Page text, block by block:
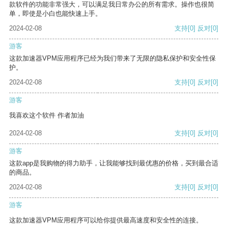
款软件的功能非常强大，可以满足我日常办公的所有需求。操作也很简
单，即使是小白也能快速上手。
2024-02-08
支持[0] 反对[0]
游客
这款加速器VPM应用程序已经为我们带来了无限的隐私保护和安全性保
护。
2024-02-08
支持[0] 反对[0]
游客
我喜欢这个软件 作者加油
2024-02-08 支持[0] 反对[0]
游客
这款app是我购物的得力助手，让我能够找到最优惠的价格，买到最合适
的商品。
2024-02-08
支持[0] 反对[0]
游客
这款加速器VPM应用程序可以给你提供最高速度和安全性的连接。